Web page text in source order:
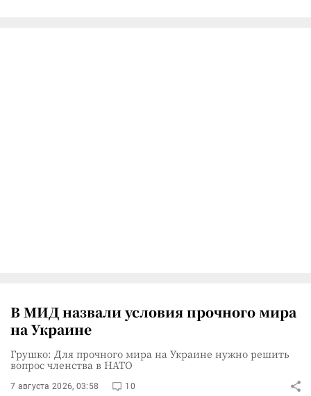
В МИД назвали условия прочного мира
на Украине
Грушко: Для прочного мира на Украине нужно решить
вопрос членства в НАТО
7 августа 2026, 03:58 10